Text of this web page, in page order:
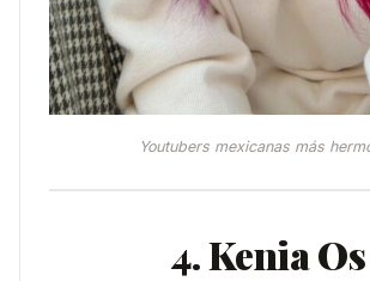
Youtubers mexicanas más
4. Kenia Os